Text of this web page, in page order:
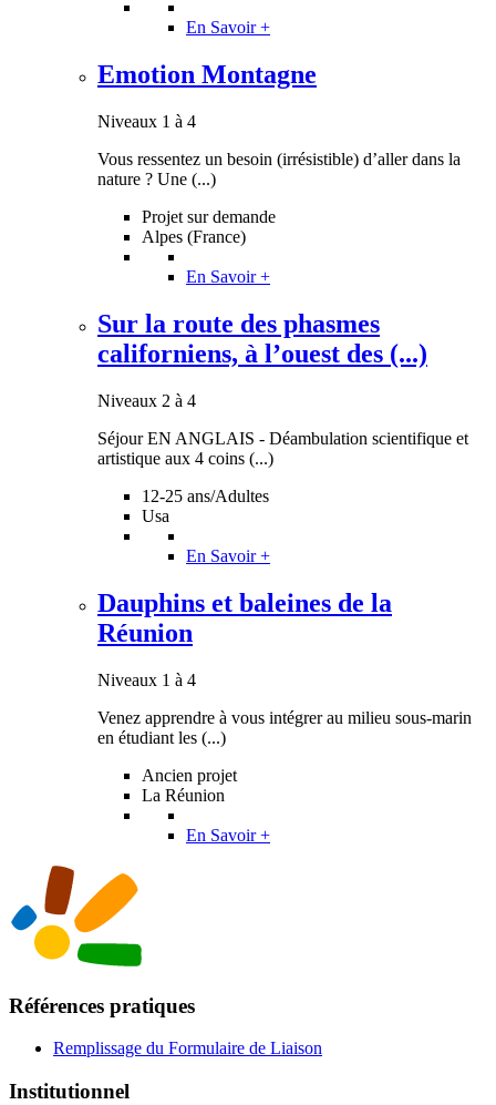
En Savoir +
Emotion Montagne
Niveaux 1 à 4
Vous ressentez un besoin (irrésistible) d’aller dans la
nature ? Une (...)
Projet sur demande
Alpes (France)
En Savoir +
Sur la route des phasmes
californiens, à l’ouest des (...)
Niveaux 2 à 4
Séjour EN ANGLAIS - Déambulation scientifique et
artistique aux 4 coins (...)
12-25 ans/Adultes
Usa
En Savoir +
Dauphins et baleines de la
Réunion
Niveaux 1 à 4
Venez apprendre à vous intégrer au milieu sous-marin
en étudiant les (...)
Ancien projet
La Réunion
En Savoir +
Références pratiques
Remplissage du Formulaire de Liaison
Institutionnel